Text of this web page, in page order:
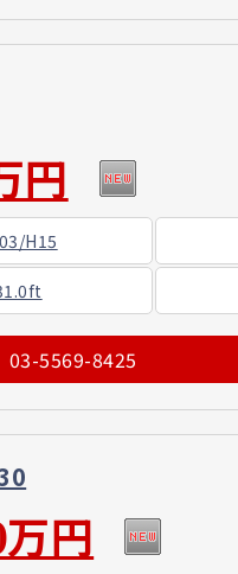
円
H15
03-5569-8425
円